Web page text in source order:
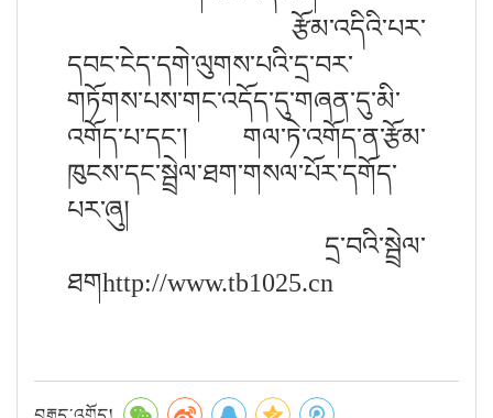
རྩོམ་འདིའི་པར་
དབང་ངེད་དགེ་ལུགས་པའི་དྲ་བར་
གཏོགས་པས་གང་འདོད་དུ་གཞན་དུ་མི་
འགོད་པ་དང་། གལ་ཏེ་འགོད་ན་རྩོམ་
ཁུངས་དང་སྦྲེལ་ཐག་གསལ་པོར་དགོད་
པར་ཞུ།
དྲ་བའི་སྦྲེལ་
ཐགhttp://www.tb1025.cn